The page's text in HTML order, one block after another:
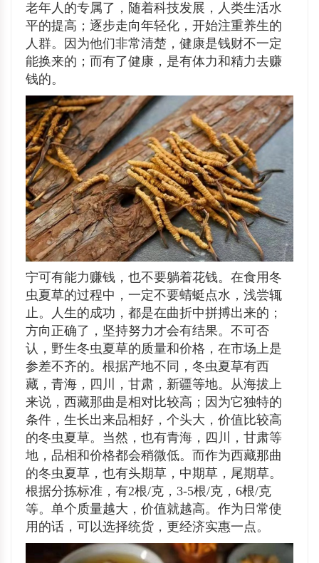
老年人的专属了，随着科技发展，人类生活水
平的提高；逐步走向年轻化，开始注重养生的
人群。因为他们非常清楚，健康是钱财不一定
能换来的；而有了健康，是有体力和精力去赚
钱的。
宁可有能力赚钱，也不要躺着花钱。在食用冬
虫夏草的过程中，一定不要蜻蜓点水，浅尝辄
止。人生的成功，都是在曲折中拼搏出来的；
方向正确了，坚持努力才会有结果。不可否
认，野生冬虫夏草的质量和价格，在市场上是
参差不齐的。根据产地不同，冬虫夏草有西
藏，青海，四川，甘肃，新疆等地。从海拔上
来说，西藏那曲是相对比较高；因为它独特的
条件，生长出来品相好，个头大，价值比较高
的冬虫夏草。当然，也有青海，四川，甘肃等
地，品相和价格都会稍微低。而作为西藏那曲
的冬虫夏草，也有头期草，中期草，尾期草。
根据分拣标准，有2根/克，3-5根/克，6根/克
等。单个质量越大，价值就越高。作为日常使
用的话，可以选择统货，更经济实惠一点。